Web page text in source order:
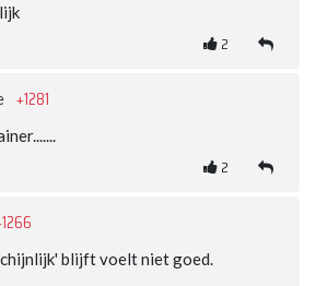
2
+1281
2
blijft voelt niet goed.